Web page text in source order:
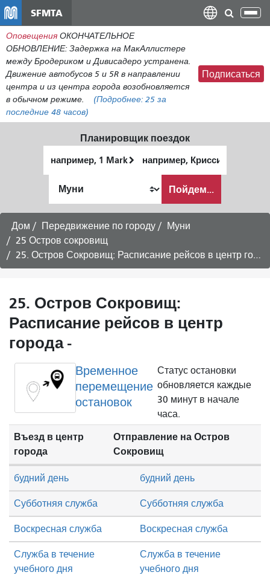
содержанию
SFMTA
Оповещения ОКОНЧАТЕЛЬНОЕ
ОБНОВЛЕНИЕ: Задержка на МакАллистере
между Бродериком и Дивисадеро устранена.
Движение автобусов 5 и 5R в направлении
центра и из центра города возобновляется
в обычном режиме.
(Подробнее: 25 за
последние 48 часов)
Подписаться
Планировщик поездок
местоположение
окончания
хочу
путешествовать
Пойдем...
Дом Передвижение по городу
Муни
25 Остров сокровищ
25. Остров Сокровищ: Расписание рейсов в центр города -
25. Остров Сокровищ:
Расписание рейсов в центр
города -
Временное
перемещение
остановок
Статус остановки
обновляется каждые
30 минут в начале
часа.
Въезд в центр
города
Отправление на Остров
Сокровищ
Субботняя служба Субботняя служба
Воскресная служба Воскресная служба
будний день будний день
Служба в течение
учебного дня
Служба в течение
учебного дня